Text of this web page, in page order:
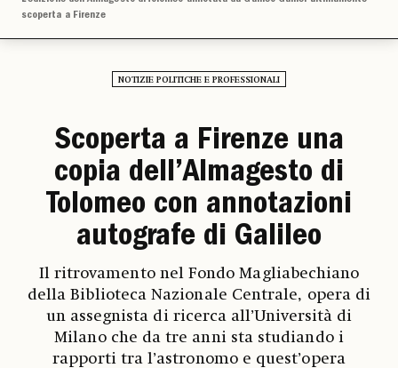
scoperta a Firenze
NOTIZIE POLITICHE E PROFESSIONALI
Scoperta a Firenze una
copia dell’Almagesto di
Tolomeo con annotazioni
autografe di Galileo
Il ritrovamento nel Fondo Magliabechiano
della Biblioteca Nazionale Centrale, opera di
un assegnista di ricerca all’Università di
Milano che da tre anni sta studiando i
rapporti tra l’astronomo e quest’opera